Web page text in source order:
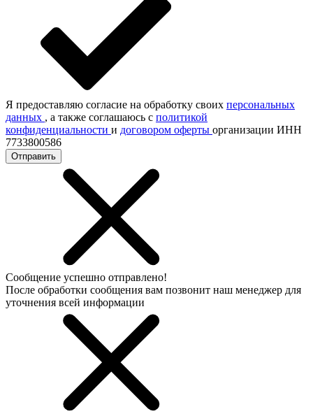
Я предоставляю согласие на обработку своих персональных
данных , а также соглашаюсь с политикой
конфиденциальности и договором оферты организации ИНН
7733800586
Отправить
Сообщение успешно отправлено!
После обработки сообщения вам позвонит наш менеджер для
уточнения всей информации